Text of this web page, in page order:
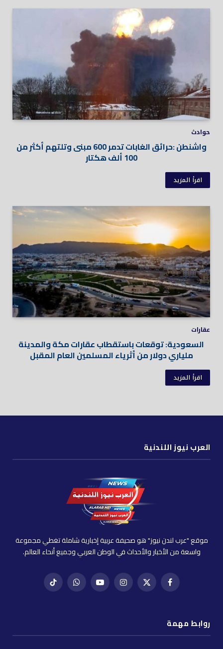
حوادث
واشنطن :حرائق الغابات تدمر 600 مبنى وتلتهم أكثر من
100 ألف هكتار
اقرأ المزيد
عقارات
السعودية: توقعات باستقطاب عقارات مكة والمدينة
ملياري دولار من أثرياء المسلمين العام المقبل
اقرأ المزيد
العرب نيوز اللندنية
موقع "عرب لندن نيوز" هو صحيفة عربية إخبارية شاملة تغطي مجموعة
واسعة من الأخبار والأحداث في الوطن العربي وجميع أنحاء العالم.
فيسبوكX
إنستغراميوتيوب واتساب تيك
روابط مهمة